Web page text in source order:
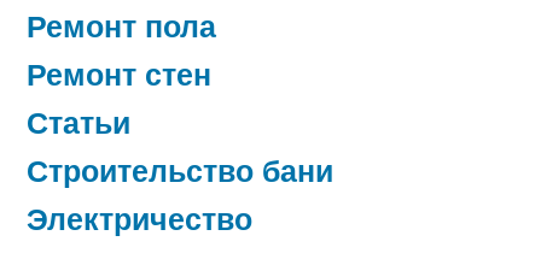
Ремонт пола
Ремонт стен
Статьи
Строительство бани
Электричество